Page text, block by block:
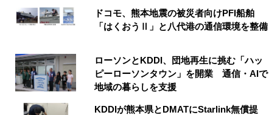
ドコモ、熊本地震の被災者向けPFI船舶
「はくおうⅡ」と八代港の通信環境を整備
ローソンとKDDI、団地再生に挑む「ハッ
ピーローソンタウン」を開業 通信・AIで
地域の暮らしを支援
KDDIが熊本県とDMATにStarlink無償提